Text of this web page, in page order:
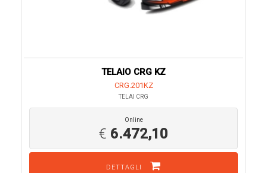
TELAIO CRG KZ
CRG.201KZ
TELAI CRG
Online
€ 6.472,10
DETTAGLI